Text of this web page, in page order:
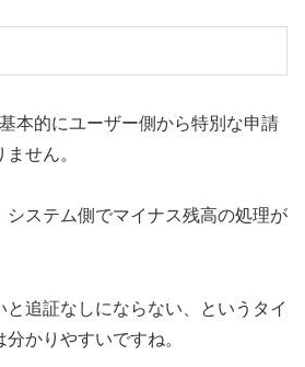
本的にユーザー側から特別な申請
せん。
システム側でマイナス残高の処理が
追証なしにならない、というタイ
かりやすいですね。